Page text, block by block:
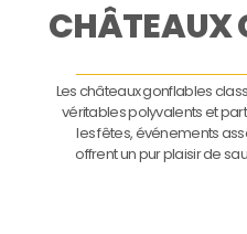
CHÂTEAUX
Les châteaux gonflables
véritables polyvalents et
les fêtes, événements
offrent un pur plaisir de